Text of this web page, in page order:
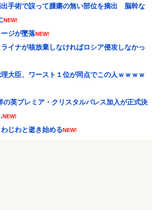
手術で誤って腫瘍の無い部位を摘出 脳幹な
NEW!
ジが墜落NEW!
イナが核放棄しなければロシア侵攻しなかっ
大臣、ワースト１位が同点でこの人ｗｗｗｗ
の英プレミア・クリスタルパレス加入が正式決
NEW!
わじわと逝き始めるNEW!